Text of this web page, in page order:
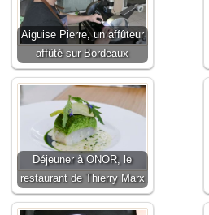
Aiguise Pierre, un affûteur
affûté sur Bordeaux
Déjeuner à ONOR, le
restaurant de Thierry Marx